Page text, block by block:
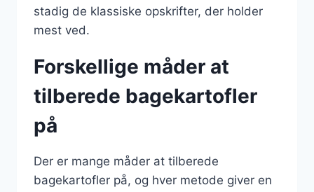
stadig de klassiske opskrifter, der holder
mest ved.
Forskellige måder at
tilberede bagekartofler
på
Der er mange måder at tilberede
bagekartofler på, og hver metode giver en